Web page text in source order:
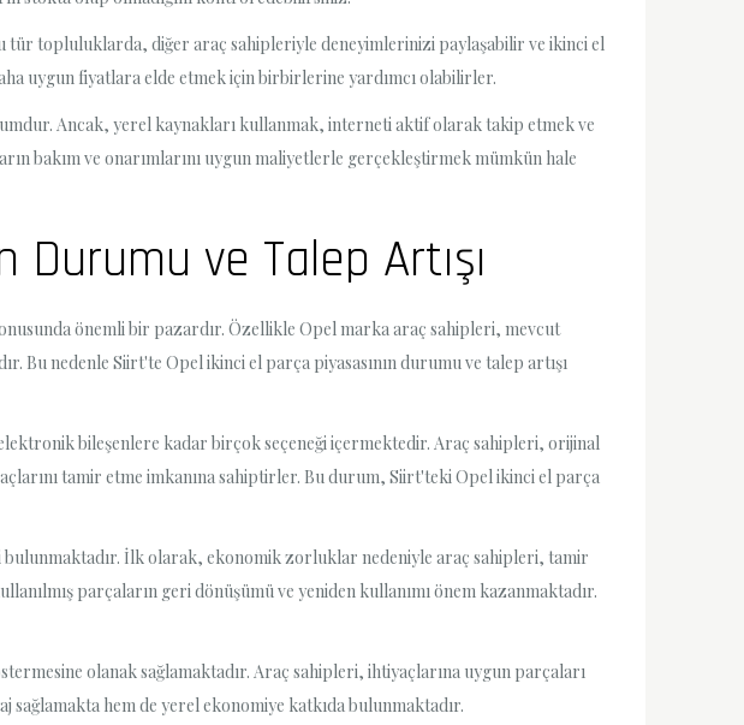
tür topluluklarda, diğer araç sahipleriyle deneyimlerinizi paylaşabilir ve ikinci el
uygun fiyatlara elde etmek için birbirlerine yardımcı olabilirler.
Ancak, yerel kaynakları kullanmak, interneti aktif olarak takip etmek ve
bakım ve onarımlarını uygun maliyetlerle gerçekleştirmek mümkün hale
Durumu ve Talep Artışı
önemli bir pazardır. Özellikle Opel marka araç sahipleri, mevcut
Bu nedenle Siirt'te Opel ikinci el parça piyasasının durumu ve talep artışı
bileşenlere kadar birçok seçeneği içermektedir. Araç sahipleri, orijinal
tamir etme imkanına sahiptirler. Bu durum, Siirt'teki Opel ikinci el parça
bulunmaktadır. İlk olarak, ekonomik zorluklar nedeniyle araç sahipleri, tamir
parçaların geri dönüşümü ve yeniden kullanımı önem kazanmaktadır.
olanak sağlamaktadır. Araç sahipleri, ihtiyaçlarına uygun parçaları
sağlamakta hem de yerel ekonomiye katkıda bulunmaktadır.